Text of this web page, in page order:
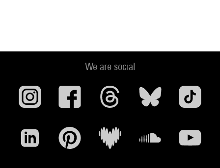
We are social